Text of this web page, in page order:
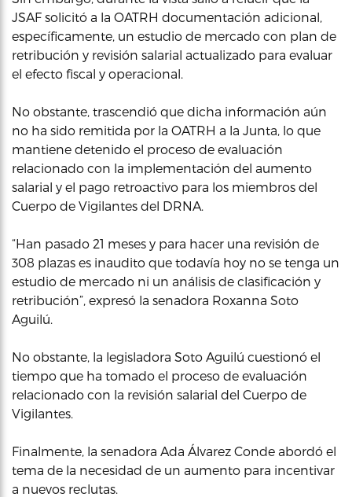
JSAF solicitó a la OATRH documentación adicional,
específicamente, un estudio de mercado con plan de
retribución y revisión salarial actualizado para evaluar
el efecto fiscal y operacional.
No obstante, trascendió que dicha información aún
no ha sido remitida por la OATRH a la Junta, lo que
mantiene detenido el proceso de evaluación
relacionado con la implementación del aumento
salarial y el pago retroactivo para los miembros del
Cuerpo de Vigilantes del DRNA.
“Han pasado 21 meses y para hacer una revisión de
308 plazas es inaudito que todavía hoy no se tenga un
estudio de mercado ni un análisis de clasificación y
retribución”, expresó la senadora Roxanna Soto
Aguilú.
No obstante, la legisladora Soto Aguilú cuestionó el
tiempo que ha tomado el proceso de evaluación
relacionado con la revisión salarial del Cuerpo de
Vigilantes.
Finalmente, la senadora Ada Álvarez Conde abordó el
tema de la necesidad de un aumento para incentivar
a nuevos reclutas.